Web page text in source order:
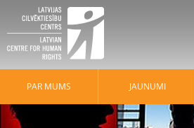
PAR MUMS JAUNUMI